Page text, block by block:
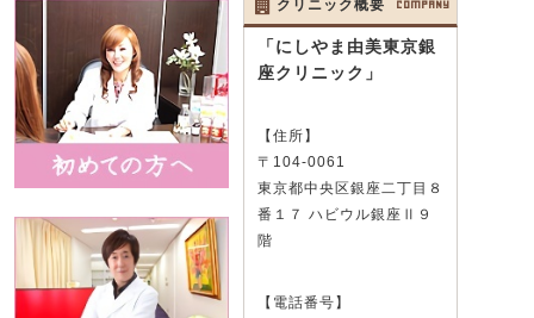
クリニック概要 COMPANY
「にしやま由美東京銀
座クリニック」
【住所】
〒104-0061
東京都中央区銀座二丁目８
番１７ ハビウル銀座Ⅱ９
階
【電話番号】